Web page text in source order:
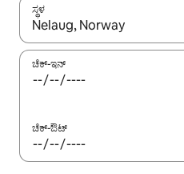
ಸ್ಥಳ
ಫಲಿತಾಂಶಗಳು ಲಭ್ಯವಿರುವಾಗ, ಅಪ್
ಚೆಕ್-ಇನ್
ಚೆಕ್-ಔಟ್